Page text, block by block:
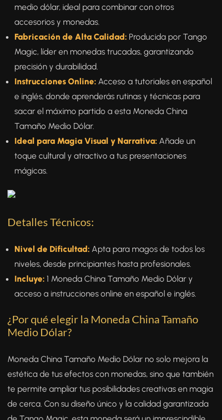
medio dólar, ideal para combinar con otros
accesorios y monedas.
Fabricación de Alta Calidad: Producida por Tango
Magic, líder en monedas trucadas, garantizando
precisión y durabilidad.
Instrucciones Online: Acceso a tutoriales en español
e inglés, donde aprenderás rutinas y técnicas para
sacar el máximo partido a esta Moneda China
Tamaño Medio Dólar.
Ideal para Magia Visual y Narrativa: Añade un
toque cultural y atractivo a tus presentaciones
mágicas.
Detalles Técnicos:
Nivel de Dificultad: Apta para magos de todos los
niveles, desde principiantes hasta profesionales.
Incluye: 1 Moneda China Tamaño Medio Dólar y
acceso a instrucciones online en español e inglés.
¿Por qué elegir la Moneda China Tamaño
Medio Dólar?
Moneda China Tamaño Medio Dólar no solo mejora la
estética de tus efectos con monedas, sino que también
te permite ampliar tus posibilidades creativas en magia
de cerca. Con su diseño único y la calidad garantizada